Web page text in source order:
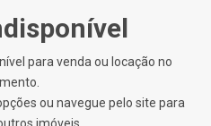
para venda ou locação no
ou navegue pelo site para